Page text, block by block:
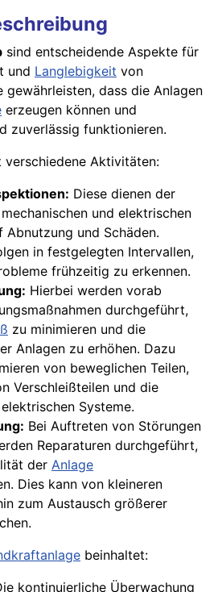
sind entscheidende Aspekte für
und Langlebigkeit von
gewährleisten, dass die Anlagen
erzeugen können und
zuverlässig funktionieren.
verschiedene Aktivitäten:
Diese dienen der
und elektrischen
Abnutzung und Schäden.
in festgelegten Intervallen,
frühzeitig zu erkennen.
Hierbei werden vorab
durchgeführt,
zu minimieren und die
Anlagen zu erhöhen. Dazu
von beweglichen Teilen,
Verschleißteilen und die
Systeme.
Bei Auftreten von Störungen
Reparaturen durchgeführt,
der Anlage
Dies kann von kleineren
zum Austausch größerer
beinhaltet:
kontinuierliche Überwachung